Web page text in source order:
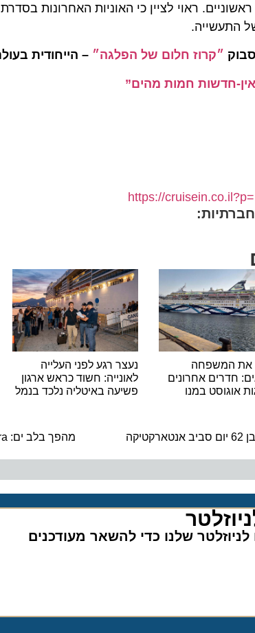
ראוי לציין כי האוניות האחרונות בסדרת
״קרוז חלום של הפלגה״– הייחודית בעולם
חדשות חמות מהים”
https://
המשפחה
אחרונים
במנו
נעצר רגע לפני העלייה
לאונייה: חשוד כראש ארגון
פשיעה באיטליה נלכד בנמל
שלנו כדי להשאר מעודכנים